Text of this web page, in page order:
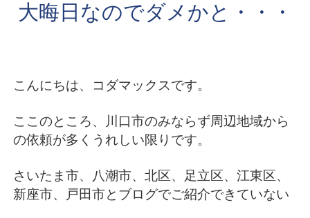
大晦日なのでダメかと・・・
こんにちは、コダマックスです。
ここのところ、川口市のみならず周辺地域から
の依頼が多くうれしい限りです。
さいたま市、八潮市、北区、足立区、江東区、
新座市、戸田市とブログでご紹介できていない